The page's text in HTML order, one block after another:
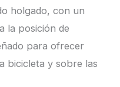
holgado, con un
la posición de
para ofrecer
bicicleta y sobre las